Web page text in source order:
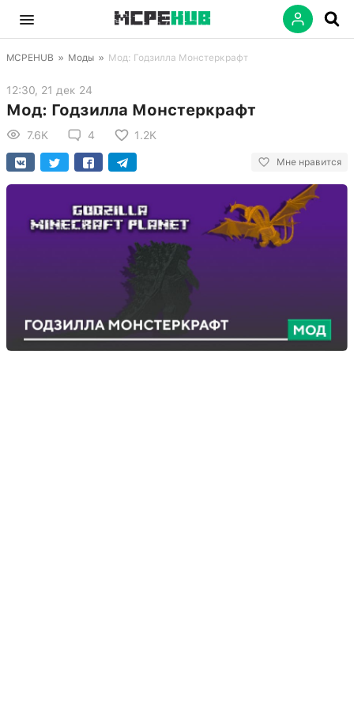
MCPEHUB » Моды » Мод: Годзилла Монстеркрафт
12:30, 21 дек 24
Мод: Годзилла Монстеркрафт
7.6K 4 1.2K
Мне нравится